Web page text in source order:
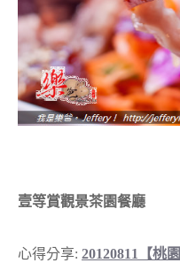
壹等賞觀景茶園餐廳
心得分享: 20120811【桃